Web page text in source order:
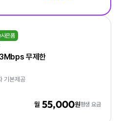
은품
무제한
기본제공
월 55,000원평생 요금